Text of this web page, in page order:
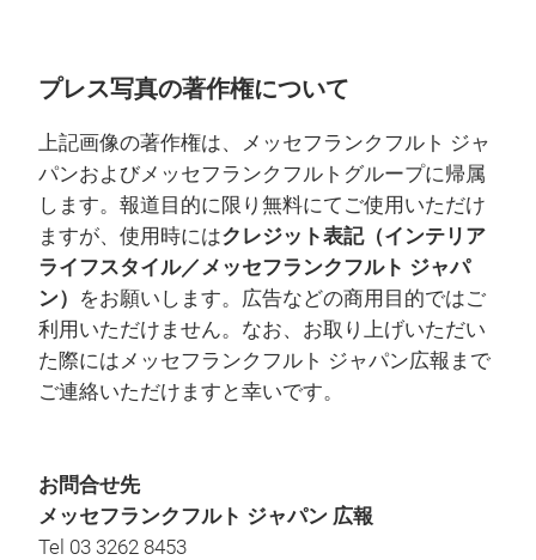
プレス写真の著作権について
上記画像の著作権は、メッセフランクフルト ジャ
パンおよびメッセフランクフルトグループに帰属
します。報道目的に限り無料にてご使用いただけ
ますが、使用時にはクレジット表記（インテリア
ライフスタイル／メッセフランクフルト ジャパ
ン）
をお願いします。広告などの商用目的ではご
利用いただけません。なお、お取り上げいただい
た際にはメッセフランクフルト ジャパン広報まで
ご連絡いただけますと幸いです。
お問合せ先
メッセフランクフルト ジャパン 広報
Tel 03 3262 8453